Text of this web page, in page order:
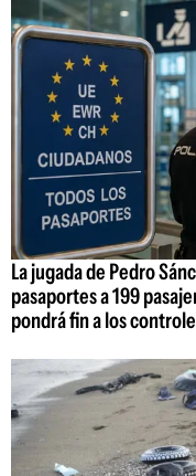
La jugada de Pedro
pasaportes a 199
pondrá fin a los